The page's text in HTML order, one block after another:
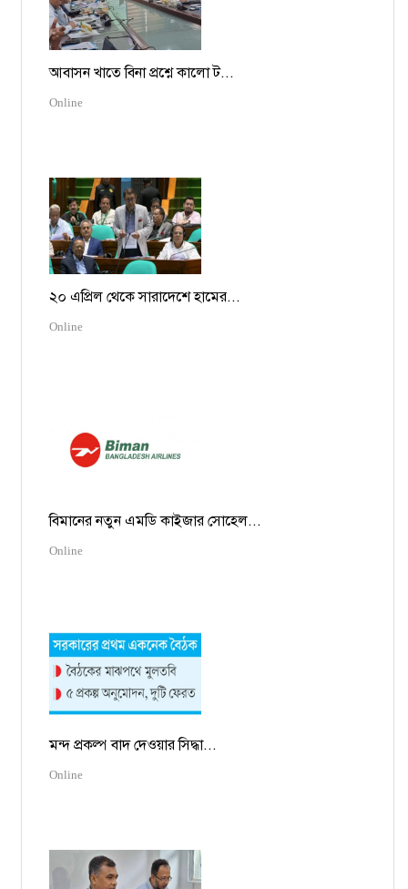
আবাসন খাতে বিনা প্রশ্নে কালো ট...
Online
২০ এপ্রিল থেকে সারাদেশে হামের...
Online
বিমানের নতুন এমডি কাইজার সোহেল...
Online
মন্দ প্রকল্প বাদ দেওয়ার সিদ্ধা...
Online